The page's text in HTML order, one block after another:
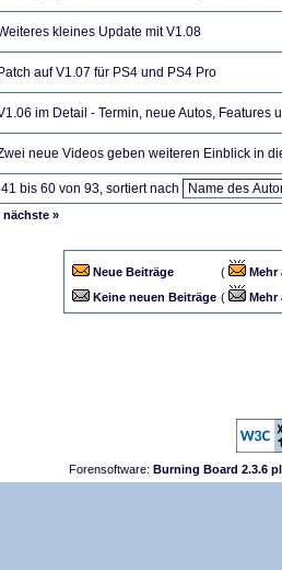
kleines Update mit V1.08
auf V1.07 für PS4 und PS4 Pro
im Detail - Termin, neue Autos, Features
neue Videos geben weiteren Einblick in
bis 60 von 93, sortiert nach
nächste »
Neue Beiträge (
Mehr
Keine neuen Beiträge ( Mehr
Forensoftware: Burning Board 2.3.6